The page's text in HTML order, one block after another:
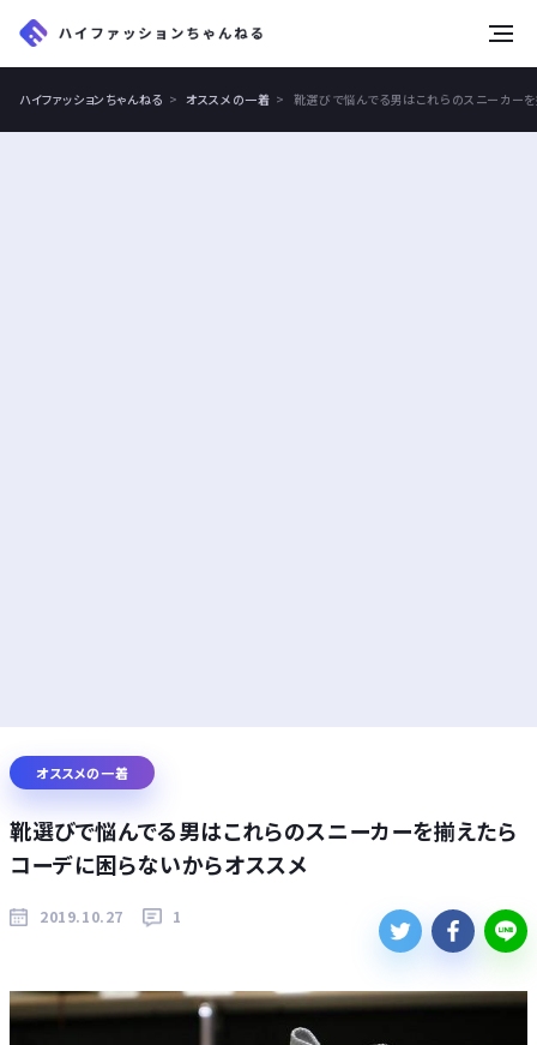
ハイファッションちゃんねる オススメの一着 靴選びで悩んでる男はこれらのスニーカー
オススメの一着
靴選びで悩んでる男はこれらのスニーカーを揃えたら
コーデに困らないからオススメ
2019.10.27 1